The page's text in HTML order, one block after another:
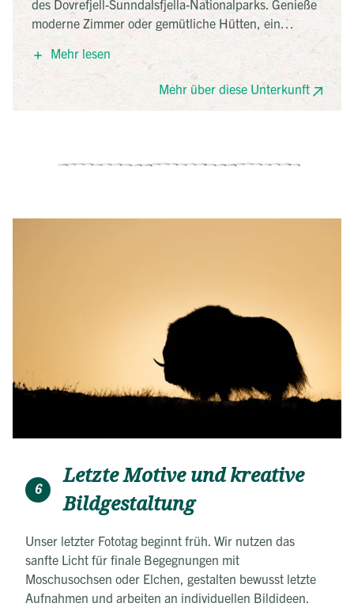
des Dovrefjell-Sunndalsfjella-Nationalparks. Genieße
moderne Zimmer oder gemütliche Hütten, ein
reichhaltiges Frühstück und eine herrliche
Sonnenterrasse. Perfekter Ausgangspunkt für
Wanderungen und geführte Moschusochsen-Safaris
Mehr lesen
Mehr über diese Unterkunft
6
Letzte Motive und kreative
Bildgestaltung
Unser letzter Fototag beginnt früh. Wir nutzen das
sanfte Licht für finale Begegnungen mit
Moschusochsen oder Elchen, gestalten bewusst letzte
Aufnahmen und arbeiten an individuellen Bildideen.